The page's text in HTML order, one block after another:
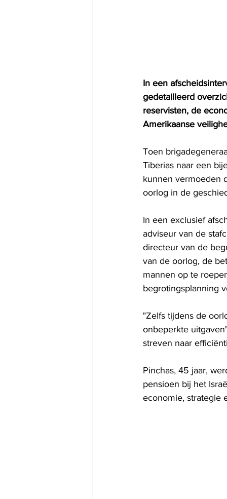
In een
gedetailleerd
reservisten, de
Amerikaanse
Toen
Tiberias naar een
kunnen vermoeden
oorlog in de
In een exclusief
adviseur van de
directeur van de
van de oorlog, de
mannen op te
begrotingsplanning
"Zelfs tijdens de
onbeperkte
streven naar
Pinchas, 45 jaar,
pensioen bij het
economie, strategie